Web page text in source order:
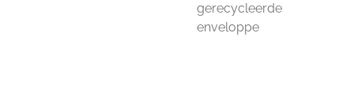
gerecycleerde
enveloppe